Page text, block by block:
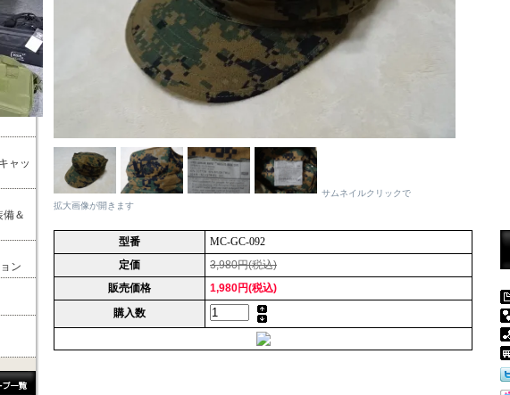
ャッ
＆
ン
サムネイルクリックで
拡大画像が開きます
型番
MC-GC-092
定価
3,980円(税込)
販売価格
1,980円(税込)
購入数